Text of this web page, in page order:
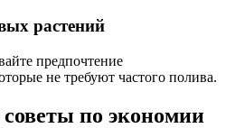
растений
предпочтение
не требуют частого полива.
по экономии